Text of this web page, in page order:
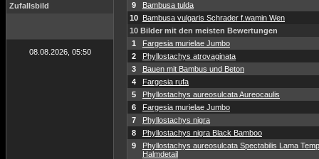
Zufallsbild
08.08.2026, 05:50
9
Bambusa tulda
10 Bambusa vulgaris Schrader f.wamin Wen
10 Bilder mit den meisten Bewertungen
1
Fargesia murielae Jumbo
2
Phyllostachys atrovaginata
3
Bauen mit Bambus und Beton
4
Fargesia rufa
5
Phyllostachys aureosulcata Aureocaulis
6
Fargesia murielae Jumbo
7
Phyllostachys nigra
8
Phyllostachys nigra Black Bamboo
9
Phyllostachys aureosulcata Spectabilis Lama
Halmdetail